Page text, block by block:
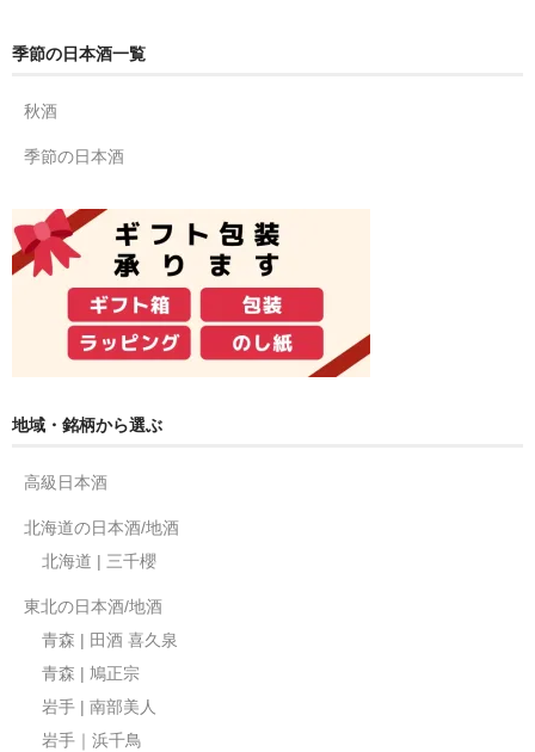
季節の日本酒一覧
秋酒
季節の日本酒
地域・銘柄から選ぶ
高級日本酒
北海道の日本酒/地酒
北海道 | 三千櫻
東北の日本酒/地酒
青森 | 田酒 喜久泉
青森 | 鳩正宗
岩手 | 南部美人
岩手｜浜千鳥